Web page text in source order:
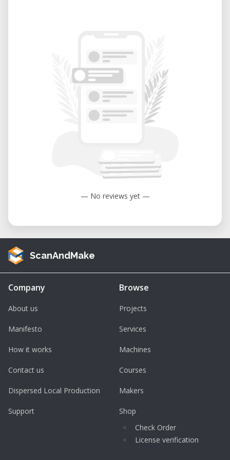
Noch Fragen?
Schreibe uns eine E-Mail für weitere
Informationen zum Workshop.
— No reviews yet —
ScanAndMake
Company
About us
Manifesto
How it works
Contact us
Dispersed Local Production
Support
Browse
Projects
Services
Machines
Courses
Makers
Shop
Check Order
License verification